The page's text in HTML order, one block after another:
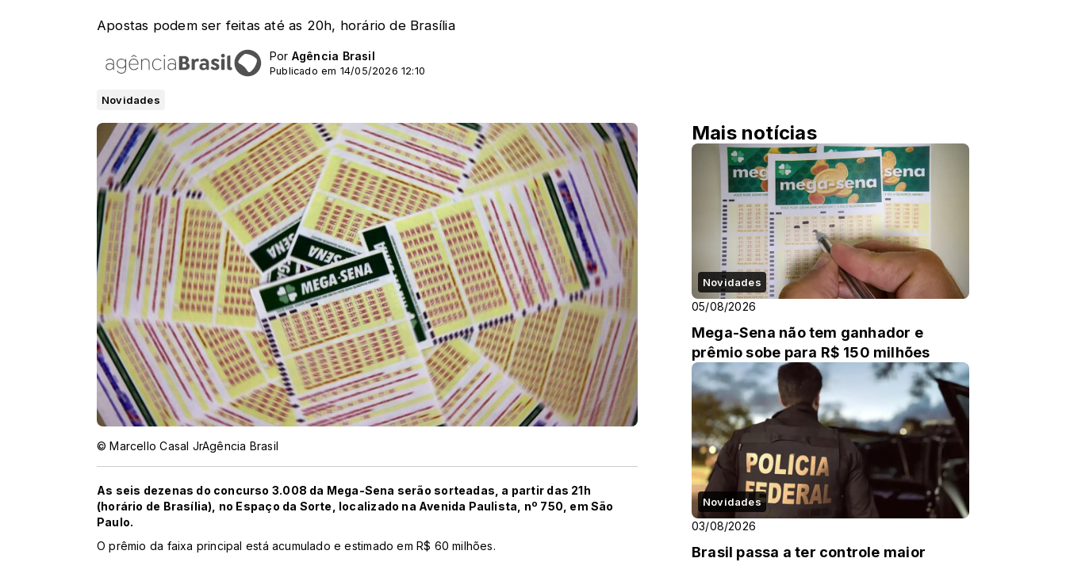
Apostas podem ser feitas até as 20h, horário de Brasília
Por Agência Brasil
Publicado em 14/05/2026 12:10
Novidades
© Marcello Casal JrAgência Brasil
As seis dezenas do concurso 3.008 da Mega-Sena serão sorteadas, a partir das 21h
(horário de Brasília), no Espaço da Sorte, localizado na Avenida Paulista, nº 750, em São
Paulo.
O prêmio da faixa principal está acumulado e estimado em R$ 60 milhões.
Mais notícias
Novidades
05/08/2026
Mega-Sena não tem ganhador e
prêmio sobe para R$ 150 milhões
Novidades
03/08/2026
Brasil passa a ter controle maior